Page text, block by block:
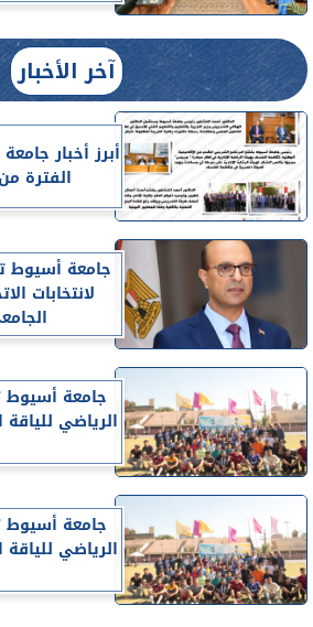
آخر الأخبار
أبرز أخبار
الفترة من 8 نوفمبر
جامعة أسيوط
لانتخابات
الجامعي 2024
جامعة أسيوط
جامعة أسيوط